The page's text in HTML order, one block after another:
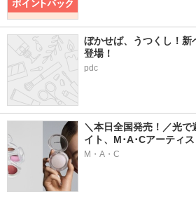
ぼかせば、うつくし！
登場！
pdc
＼本日全国発売！／光で
イト、M･A･Cアーティ
M・A・C